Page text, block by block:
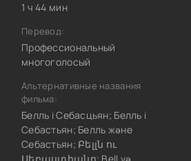
1 ч 44 мин
Перевод:
Профессиональный
многоголосый
Альтернативные названия
фильма:
Белль і Себасцьян; Белль і
Себастьян; Белль және
Себастьян; Բելլն ու